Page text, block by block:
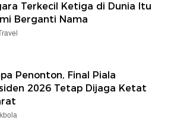
Terkecil Ketiga di Dunia Itu
Berganti Nama
Penonton, Final Piala
2026 Tetap Dijaga Ketat